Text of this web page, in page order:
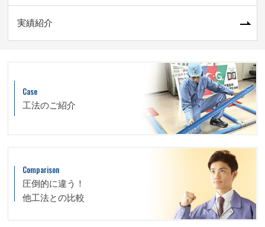
実績紹介
Case
工法のご紹介
Comparison
圧倒的に違う！
他工法との比較